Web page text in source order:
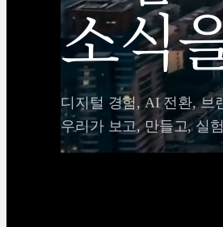
소식
디지털 경험, AI 전환, 브
우리가 보고, 만들고, 실